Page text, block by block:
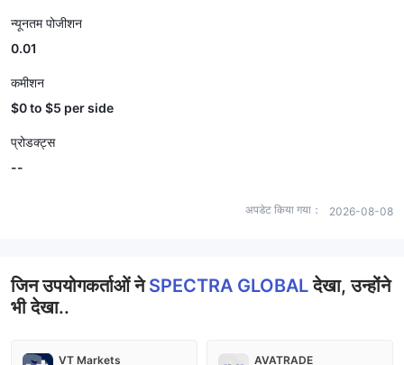
न्यूनतम पोजीशन
0.01
कमीशन
$0 to $5 per side
प्रोडक्ट्स
--
अपडेट किया गया： 2026-08-08
जिन उपयोगकर्ताओं नेSPECTRA GLOBALदेखा, उन्होंने
भी देखा..
VT Markets AVATRADE